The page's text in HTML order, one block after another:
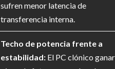
sufren menor latencia de
transferencia interna.
Techo de potencia frente a
estabilidad: El PC clónico